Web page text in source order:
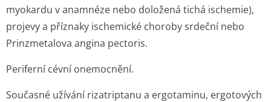
myokardu v anamnéze nebo doložená tichá ischemie),
projevy a příznaky ischemické choroby srdeční nebo
Prinzmetalova angina pectoris.
Periferní cévní onemocnění.
Současné užívání rizatriptanu a ergotaminu, ergotových